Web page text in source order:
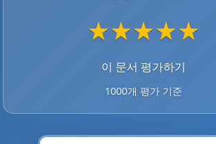
★★★★★
이 문서 평가하기
1000개 평가 기준